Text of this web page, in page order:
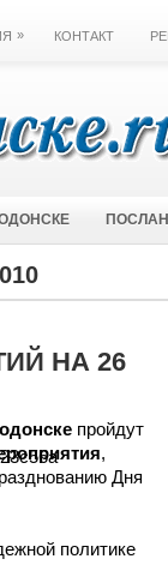
» КОНТАКТ
НА 26
пройдут
,
Дня
политике